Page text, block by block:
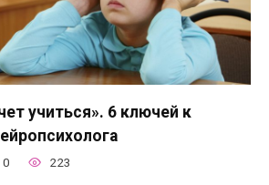
учиться». 6 ключей к
0 223